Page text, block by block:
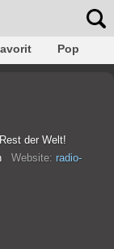
Pop
der Welt!
Website: radio-